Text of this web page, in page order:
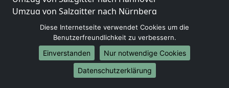
Umzug von Salzgitter nach Nürnberg
Umzug von Salzgitter nach Duisburg
Umzug von Salzgitter nach Bochum
Umzug von Salzgitter nach Wuppertal
Umzug von Salzgitter nach Bielefeld
Umzug von Salzgitter nach Bonn
Diese Internetseite verwendet Cookies um die
Benutzerfreundlichkeit zu verbessern.
Einverstanden
Nur notwendige Cookies
Datenschutzerklärung